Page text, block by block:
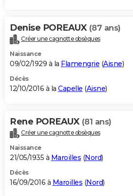
Denise POREAUX (87 ans)
Créer une cagnotte obsèques
Naissance
09/02/1929 à la Flamengrie (Aisne)
Décès
12/10/2016 à la Capelle (Aisne)
Rene POREAUX (81 ans)
Créer une cagnotte obsèques
Naissance
21/05/1935 à Maroilles (Nord)
Décès
16/09/2016 à Maroilles (Nord)